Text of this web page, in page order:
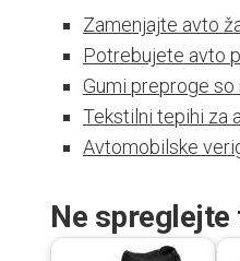
Zamenjajte avto
Potrebujete avto
Gumi preproge
Tekstilni tepihi za
Avtomobilske
Ne spreglejte